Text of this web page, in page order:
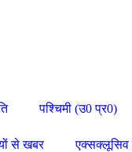
पश्चिमी (उ0 प्र0)
से खबर